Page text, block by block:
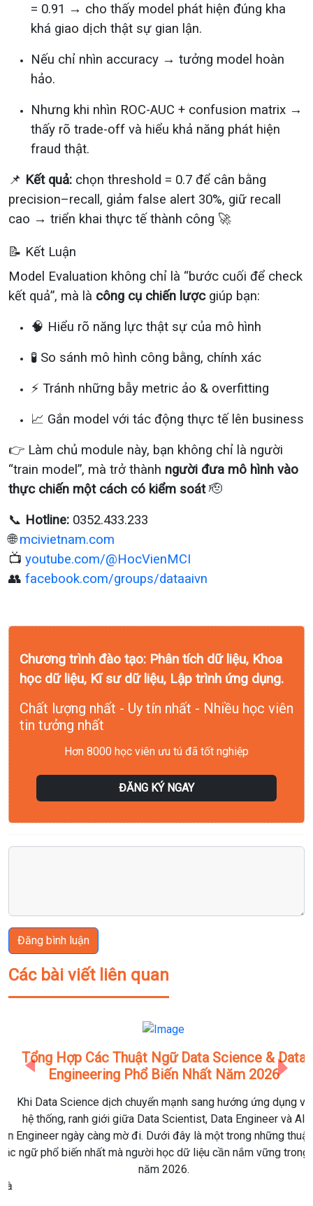
= 0.91 → cho thấy model phát hiện đúng kha
khá giao dịch thật sự gian lận.
Nếu chỉ nhìn accuracy → tưởng model hoàn
hảo.
Nhưng khi nhìn ROC-AUC + confusion matrix →
thấy rõ trade-off và hiểu khả năng phát hiện
fraud thật.
📌 Kết quả: chọn threshold = 0.7 để cân bằng
precision–recall, giảm false alert 30%, giữ recall
cao → triển khai thực tế thành công 🚀
📝 Kết Luận
Model Evaluation không chỉ là “bước cuối để check
kết quả”, mà là công cụ chiến lượcgiúp bạn:
🧠 Hiểu rõ năng lực thật sự của mô hình
🧪 So sánh mô hình công bằng, chính xác
⚡ Tránh những bẫy metric ảo & overfitting
📈 Gắn model với tác động thực tế lên business
👉 Làm chủ module này, bạn không chỉ là người
“train model”, mà trở thành người đưa mô hình vào
thực chiến một cách có kiểm soát🫡
📞 Hotline: 0352.433.233
🌐mcivietnam.com
📺 youtube.com/@HocVienMCI
👥 facebook.com/groups/dataaivn
Chương trình đào tạo: Phân tích dữ liệu, Khoa
học dữ liệu, Kĩ sư dữ liệu, Lập trình ứng dụng.
Chất lượng nhất - Uy tín nhất - Nhiều học viên
tin tưởng nhất
Hơn 8000 học viên ưu tú đã tốt nghiệp
ĐĂNG KÝ NGAY
Đăng bình luận
Các bài viết liên quan
Tổng Hợp Các Thuật Ngữ Data Science & Data
Engineering Phổ Biến Nhất Năm 2026
Khi Data Science dịch chuyển mạnh sang hướng ứng dụng và
hệ thống, ranh giới giữa Data Scientist, Data Engineer và AI
Engineer ngày càng mờ đi. Dưới đây là một trong những thuật
ngữ phổ biến nhất mà người học dữ liệu cần nắm vững trong
năm 2026.
Previous Next